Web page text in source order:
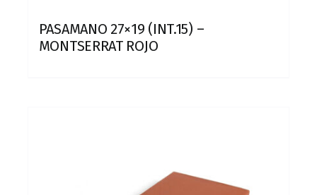
PASAMANO 27×19 (INT.15) –
MONTSERRAT ROJO